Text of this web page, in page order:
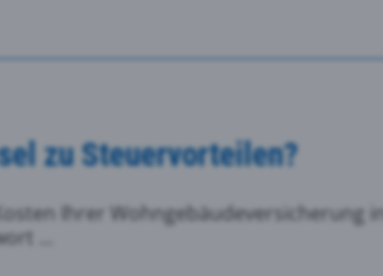
zu Steuervorteilen?
Ihrer Wohngebäudeversicherung
...